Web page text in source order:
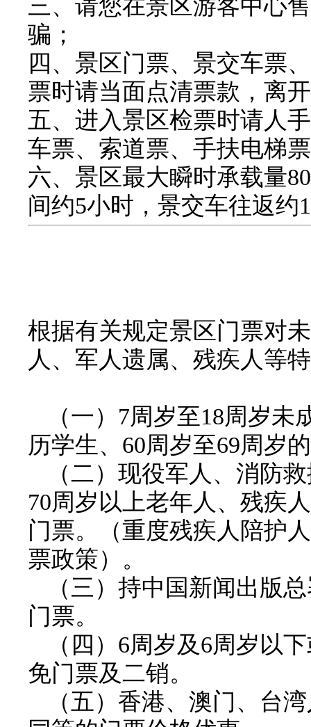
三、请您在景区游客中心
骗；
四、景区门票、景交车票
票时请当面点清票款，离
五、进入景区检票时请人
车票、索道票、手扶电梯
六、景区最大瞬时承载量
间约5小时，景交车往返约
根据有关规定景区门票对
人、军人遗属、残疾人等
（一）7周岁至18周岁
历学生、60周岁至69周岁
（二） 现役军人、消防
70周岁以上老年人、残疾
门票。（重度残疾人陪护
票政策）。
（三）持中国新闻出版
门票。
（四）6周岁及6周岁以
免门票及二销。
（五）香港、澳门、台